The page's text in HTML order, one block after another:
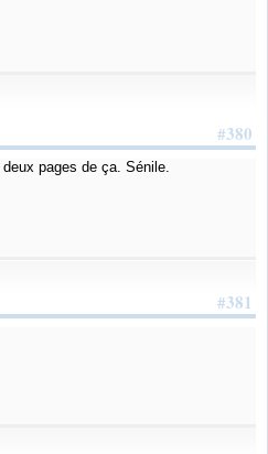
#380
pages de ça. Sénile.
#381